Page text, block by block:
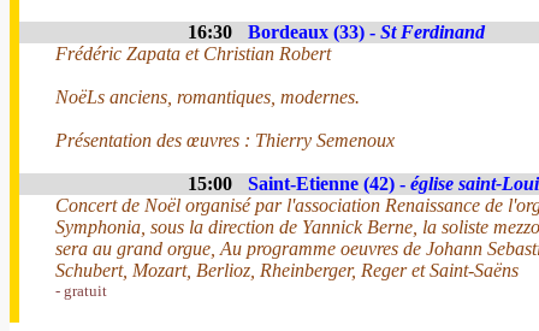
16:30 Bordeaux (33) - St Ferdinand
Frédéric Zapata et Christian Robert
NoëLs anciens, romantiques, modernes.
Présentation des œuvres : Thierry Semenoux
15:00 Saint-Etienne (42) - église saint-
Concert de Noël organisé par l'association Renaissance de
Symphonia, sous la direction de Yannick Berne, la soliste
sera au grand orgue, Au programme oeuvres de Johann
Schubert, Mozart, Berlioz, Rheinberger, Reger et Saint-Saëns
- gratuit